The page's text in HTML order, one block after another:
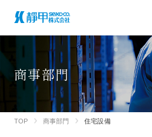
商事部門
TOP 商事部門 住宅設備